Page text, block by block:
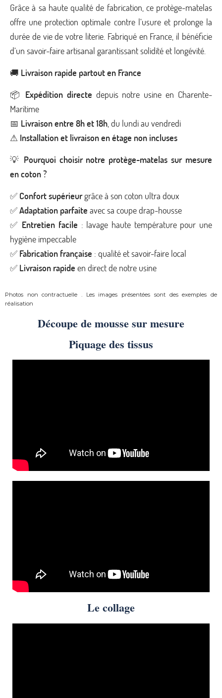
Grâce à sa haute qualité de fabrication, ce protège-matelas
offre une protection optimale contre l’usure et prolonge la
durée de vie de votre literie. Fabriqué en France, il bénéficie
d’un savoir-faire artisanal garantissant solidité et longévité.
🚚 Livraison rapide partout en France
📦 Expédition directe depuis notre usine en Charente-
Maritime
📅 Livraison entre 8h et 18h, du lundi au vendredi
⚠ Installation et livraison en étage non incluses
💡 Pourquoi choisir notre protège-matelas sur mesure
en coton ?
✅ Confort supérieurgrâce à son coton ultra doux
✅Adaptation parfaite avec sa coupe drap-housse
✅ Entretien facile : lavage haute température pour une
hygiène impeccable
✅ Fabrication française : qualité et savoir-faire local
✅ Livraison rapide en direct de notre usine
Photos non contractuelle . Les images présentées sont des exemples de
réalisation
Découpe de mousse sur mesure
Piquage des tissus
Le collage